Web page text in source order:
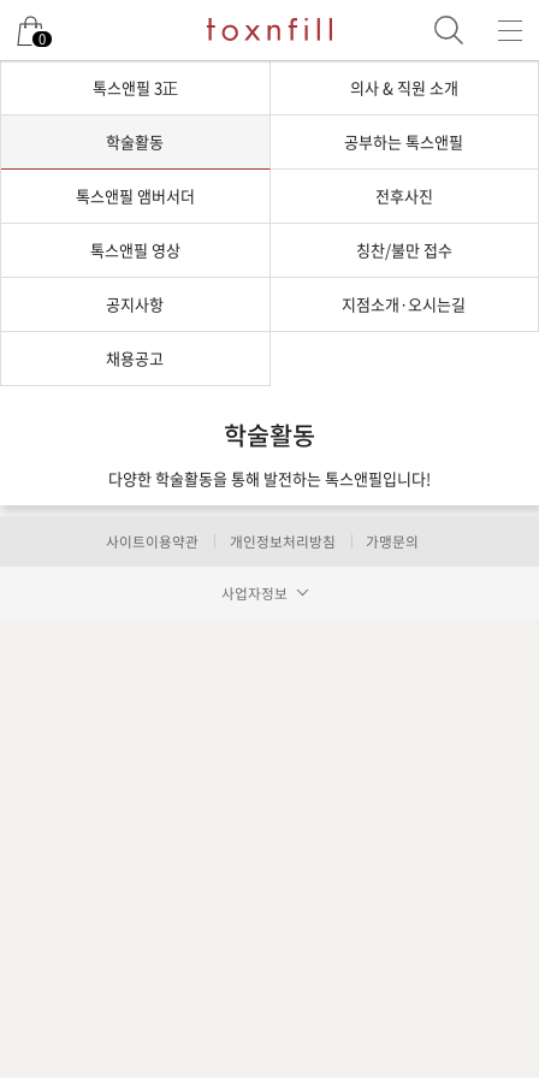
0
톡스앤필 3正 의사 & 직원 소개
학술활동 공부하는 톡스앤필
톡스앤필 앰버서더 전후사진
톡스앤필 영상 칭찬/불만 접수
공지사항 지점소개·오시는길
채용공고
학술활동
다양한 학술활동을 통해 발전하는 톡스앤필입니다!
사이트이용약관 개인정보처리방침 가맹문의
사업자정보